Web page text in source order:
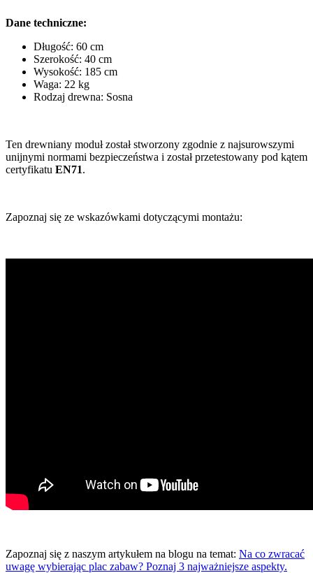
Dane techniczne:
Długość: 60 cm
Szerokość: 40 cm
Wysokość: 185 cm
Waga: 22 kg
Rodzaj drewna: Sosna
Ten drewniany moduł został stworzony zgodnie z najsurowszymi
unijnymi normami bezpieczeństwa i został przetestowany pod kątem
certyfikatu EN71.
Zapoznaj się ze wskazówkami dotyczącymi montażu:
Zapoznaj się z naszym artykułem na blogu na temat: Na co zwracać
uwagę wybierając plac zabaw? Poznaj 3 najważniejsze aspekty.